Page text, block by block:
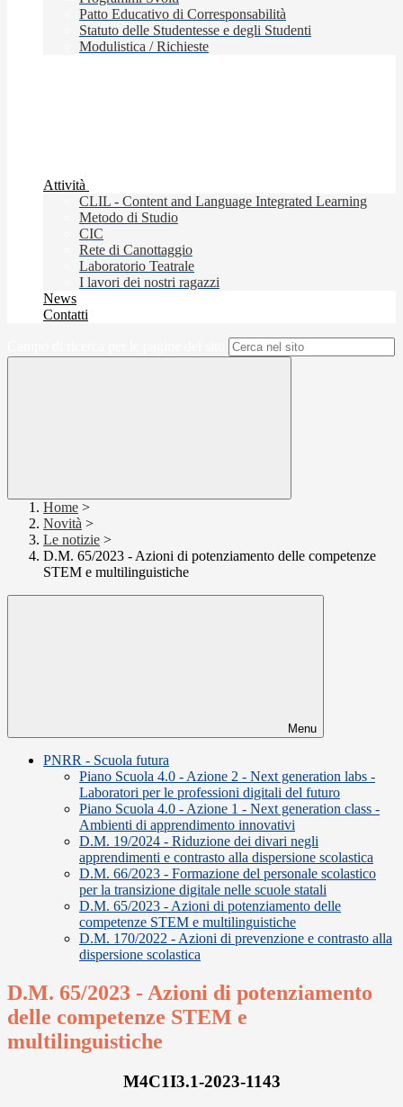
Patto Educativo di Corresponsabilità
Statuto delle Studentesse e degli Studenti
Modulistica / Richieste
Attività
CLIL - Content and Language Integrated Learning
Metodo di Studio
CIC
Rete di Canottaggio
Laboratorio Teatrale
I lavori dei nostri ragazzi
News
Contatti
Home >
Novità >
Le notizie >
D.M. 65/2023 - Azioni di potenziamento delle competenze
STEM e multilinguistiche
Menu
PNRR - Scuola futura
Piano Scuola 4.0 - Azione 2 - Next generation labs -
Laboratori per le professioni digitali del futuro
Piano Scuola 4.0 - Azione 1 - Next generation class -
Ambienti di apprendimento innovativi
D.M. 19/2024 - Riduzione dei divari negli
apprendimenti e contrasto alla dispersione scolastica
D.M. 66/2023 - Formazione del personale scolastico
per la transizione digitale nelle scuole statali
D.M. 65/2023 - Azioni di potenziamento delle
competenze STEM e multilinguistiche
D.M. 170/2022 - Azioni di prevenzione e contrasto alla
dispersione scolastica
D.M. 65/2023 - Azioni di potenziamento
delle competenze STEM e
multilinguistiche
M4C1I3.1-2023-1143